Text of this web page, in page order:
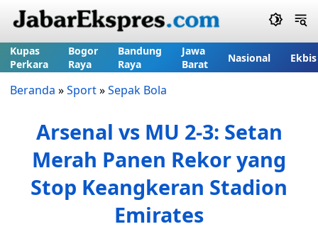
Kupas
Perkara
Bogor
Raya
Bandung
Raya
Jawa
Barat
Nasional Ekbis
Beranda »Sport»Sepak Bola
Arsenal vs MU 2-3: Setan
Merah Panen Rekor yang
Stop Keangkeran Stadion
Emirates